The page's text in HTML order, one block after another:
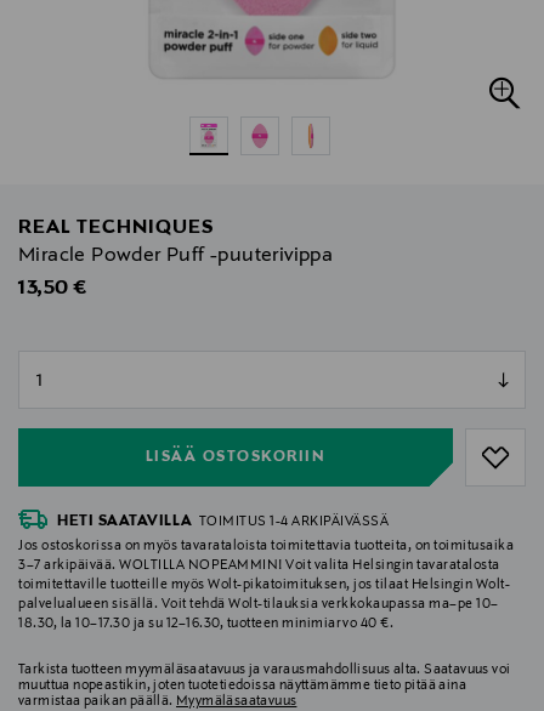
REAL TECHNIQUES
Miracle Powder Puff -puuterivippa
Original Price
13,50 €
LISÄÄ OSTOSKORIIN
HETI SAATAVILLA
TOIMITUS 1-4 ARKIPÄIVÄSSÄ
Jos ostoskorissa on myös tavarataloista toimitettavia tuotteita, on toimitusaika
3–7 arkipäivää. WOLTILLA NOPEAMMIN! Voit valita Helsingin tavaratalosta
toimitettaville tuotteille myös Wolt-pikatoimituksen, jos tilaat Helsingin Wolt-
palvelualueen sisällä. Voit tehdä Wolt-tilauksia verkkokaupassa ma–pe 10–
18.30, la 10–17.30 ja su 12–16.30, tuotteen minimiarvo 40 €.
Tarkista tuotteen myymäläsaatavuus ja varausmahdollisuus alta. Saatavuus voi
muuttua nopeastikin, joten tuotetiedoissa näyttämämme tieto pitää aina
varmistaa paikan päällä. Myymäläsaatavuus